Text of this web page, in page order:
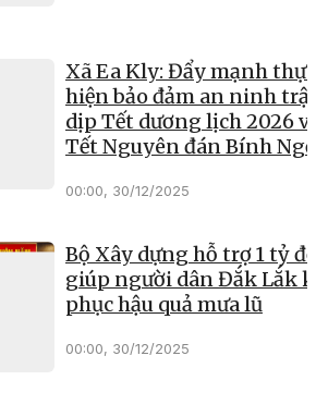
Xã Ea Kly: Đẩy mạnh thực
hiện bảo đảm an ninh
dịp Tết dương lịch 2026
Tết Nguyên đán Bính Ngọ
00:00, 30/12/2025
Bộ Xây dựng hỗ trợ 1 tỷ
giúp người dân Đắk Lắk
phục hậu quả mưa lũ
00:00, 30/12/2025